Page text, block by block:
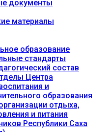
документы
материалы
образование
стандарты
состав
Центра
и
образования
отдыха,
и питания
Республики Саха